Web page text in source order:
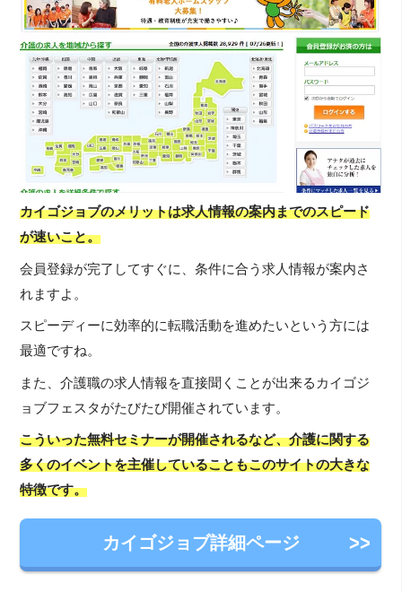
カイゴジョブのメリットは求人情報の案内までのスピード
が速いこと。
会員登録が完了してすぐに、条件に合う求人情報が案内さ
れますよ。
スピーディーに効率的に転職活動を進めたいという方には
最適ですね。
また、介護職の求人情報を直接聞くことが出来るカイゴジ
ョブフェスタがたびたび開催されています。
こういった無料セミナーが開催されるなど、介護に関する
多くのイベントを主催していることもこのサイトの大きな
特徴です。
カイゴジョブ詳細ページ